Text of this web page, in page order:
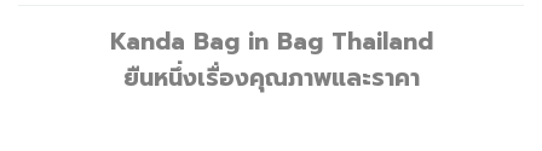
Kanda Bag in Bag Thailand
ยืนหนึ่งเรื่องคุณภาพและราคา